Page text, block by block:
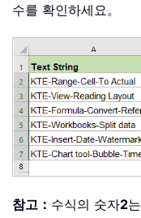
수를 확인하세요。
참고： 수식의 숫자2